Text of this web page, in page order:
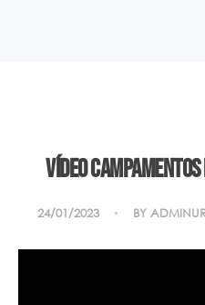
Vídeo
24/01/2023 BY